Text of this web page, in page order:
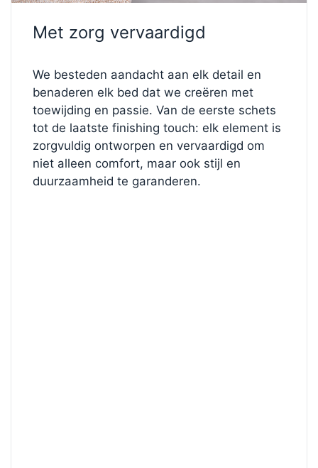
Met zorg vervaardigd
We besteden aandacht aan elk detail en
benaderen elk bed dat we creëren met
toewijding en passie. Van de eerste schets
tot de laatste finishing touch: elk element is
zorgvuldig ontworpen en vervaardigd om
niet alleen comfort, maar ook stijl en
duurzaamheid te garanderen.